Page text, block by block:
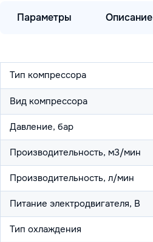
Параметры Описание
Тип компрессора
Вид компрессора
Давление, бар
Производительность, м3/мин
Производительность, л/мин
Питание электродвигателя, В
Тип охлаждения